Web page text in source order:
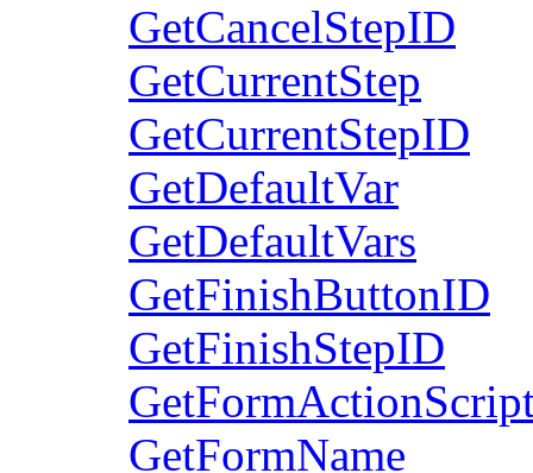
GetCancelStepID
GetCurrentStep
GetCurrentStepID
GetDefaultVar
GetDefaultVars
GetFinishButtonID
GetFinishStepID
GetFormName